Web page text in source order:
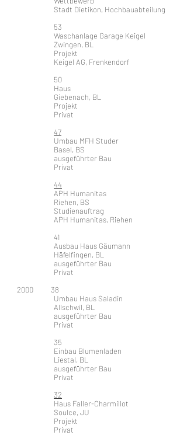
Stadt Dietikon, Hochbauabteilung
53
Waschanlage Garage Keigel
Zwingen, BL
Projekt
Keigel AG, Frenkendorf
50
Haus
Giebenach, BL
Projekt
Privat
47
Umbau MFH Studer
Basel, BS
ausgeführter Bau
Privat
44
APH Humanitas
Riehen, BS
Studienauftrag
APH Humanitas, Riehen
41
Ausbau Haus Gäumann
Häfelfingen, BL
ausgeführter Bau
Privat
2000 38
Umbau Haus Saladin
Allschwil, BL
ausgeführter Bau
Privat
35
Einbau Blumenladen
Liestal, BL
ausgeführter Bau
Privat
32
Haus Faller-Charmillot
Soulce, JU
Projekt
Privat